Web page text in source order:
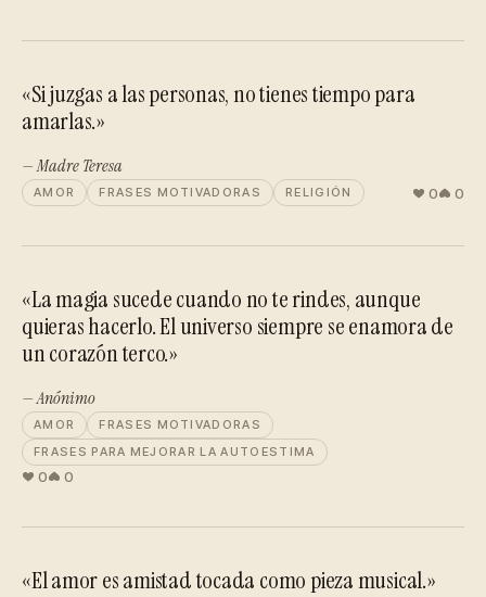
«Si juzgas a las personas, no tienes tiempo para
amarlas.»
— Madre Teresa
AMOR FRASES MOTIVADORAS RELIGIÓN 0 0
«La magia sucede cuando no te rindes, aunque
quieras hacerlo. El universo siempre se enamora de
un corazón terco.»
— Anónimo
AMOR
FRASES MOTIVADORAS
FRASES PARA MEJORAR LA AUTOESTIMA
0 0
«El amor es amistad tocada como pieza musical.»